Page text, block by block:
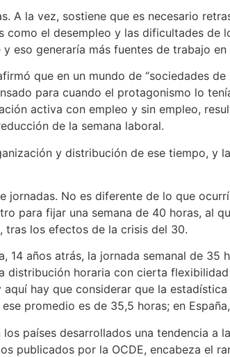
A la vez, sostiene que es necesario
el desempleo y las dificultades de
eso generaría más fuentes de trabajo
que en un mundo de “sociedades
para cuando el protagonismo lo
activa con empleo y sin empleo,
de la semana laboral.
y distribución de ese tiempo, y
No es diferente de lo que
para fijar una semana de 40 horas, al
tras los efectos de la crisis del 30.
años atrás, la jornada semanal de 35
distribución horaria con cierta
hay que considerar que la
promedio es de 35,5 horas; en
países desarrollados una tendencia a
publicados por la OCDE, encabeza el